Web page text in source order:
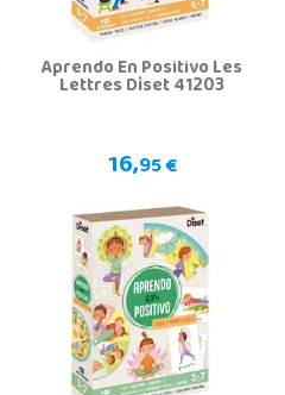
Aprendo En Positivo Les
Lettres Diset 41203
16,95 €